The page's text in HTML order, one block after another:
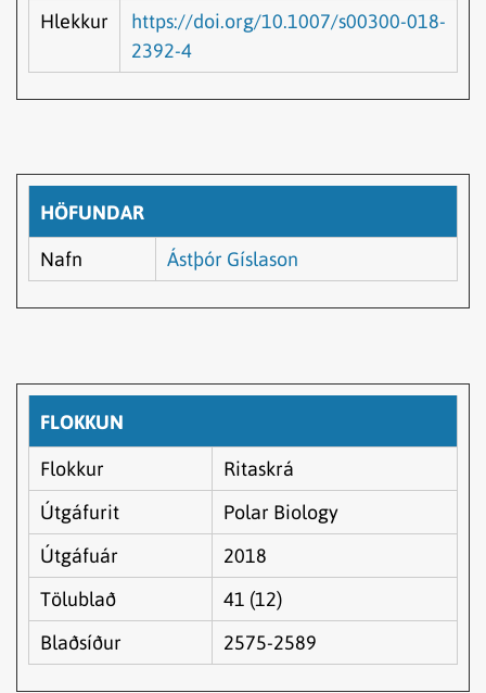
Hlekkur
https://doi.org/10.1007/s00300-018-
2392-4
HÖFUNDAR
Nafn Ástþór Gíslason
FLOKKUN
Flokkur
Ritaskrá
Útgáfurit
Polar Biology
Útgáfuár
2018
Tölublað
41 (12)
Blaðsíður
2575-2589